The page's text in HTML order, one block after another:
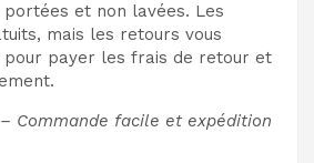
portées et non lavées. Les
mais les retours vous
pour payer les frais de retour et
Commande facile et expédition